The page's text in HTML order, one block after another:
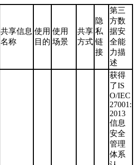
共享信息
名称
使用
目的
使用
场景
共享
方式
隐
私
链
接
第三
方数
据安
全能
力描
述
获得
了IS
O/IEC
27001:
2013
信息
安全
管理
体系